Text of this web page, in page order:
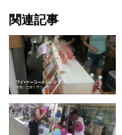
関連記事